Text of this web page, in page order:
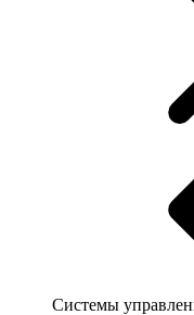
Системы